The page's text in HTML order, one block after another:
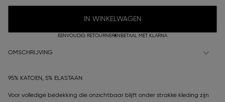
IN WINKELWAGEN
EENVOUDIG RETOURNEREN BETAAL MET KLARNA
OMSCHRIJVING
95% KATOEN, 5% ELASTAAN
Voor volledige bedekking die onzichtbaar blijft onder strakke kleding zijn